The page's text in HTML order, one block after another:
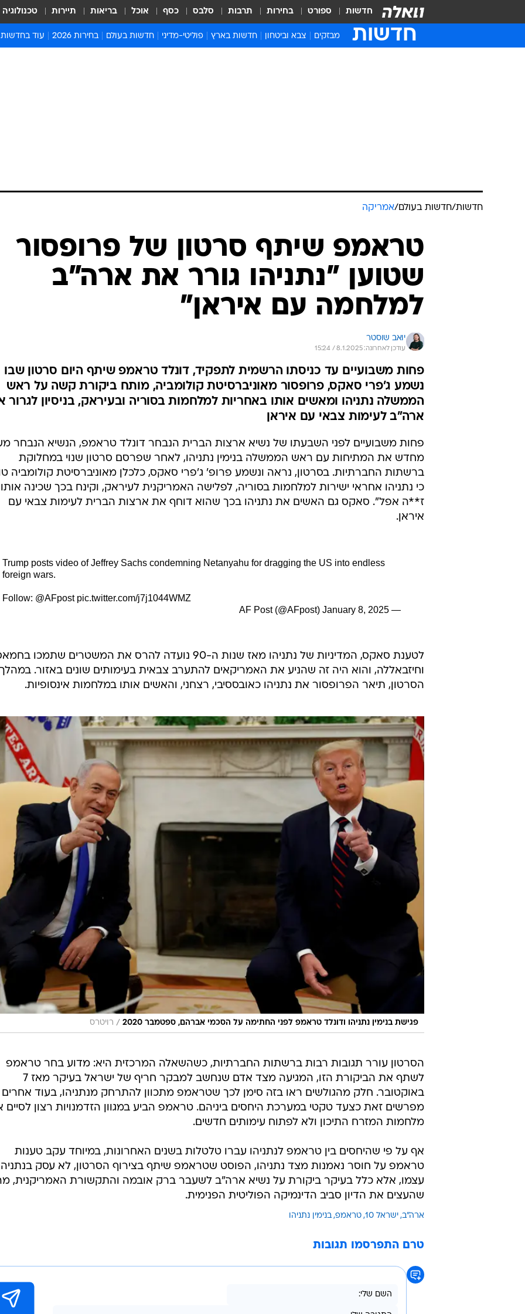
חדשות ספורט בחירות תרבות סלבס כסף אוכל בריאות תיירות טכנולוגיה
חדשות מבזקים צבא וביטחון חדשות בארץ פוליטי-מדיני חדשות בעולם בחירות 2026 עוד בחדשות
חדשות
חדשות/חדשות בעולם/אמריקה
טראמפ שיתף סרטון של פרופסור
שטוען "נתניהו גורר את ארה"ב
למלחמה עם איראן"
יואב שוסטר
עודכן לאחרונה: 8.1.2025 / 15:24
פחות משבועיים עד כניסתו הרשמית לתפקיד, דונלד טראמפ שיתף היום סרטון שבו
נשמע ג'פרי סאקס, פרופסור מאוניברסיטת קולומביה, מותח ביקורת קשה על ראש
הממשלה נתניהו ומאשים אותו באחריות למלחמות בסוריה ובעיראק, בניסיון לגרור
ארה"ב לעימות צבאי עם איראן
פחות משבועיים לפני השבעתו של נשיא ארצות הברית הנבחר דונלד טראמפ, הנשיא הנבחר
מחדש את המתיחות עם ראש הממשלה בנימין נתניהו, לאחר שפרסם סרטון שנוי במחלוקת
ברשתות החברתיות. בסרטון, נראה ונשמע פרופ' ג'פרי סאקס, כלכלן מאוניברסיטת קולומביה
כי נתניהו אחראי ישירות למלחמות בסוריה, לפלישה האמריקנית לעיראק, וקינח בכך שכינה
ז**ה אפל". סאקס גם האשים את נתניהו בכך שהוא דוחף את ארצות הברית לעימות צבאי עם
איראן.
Trump posts video of Jeffrey Sachs condemning Netanyahu for dragging the US into endless
foreign wars.
Follow: @AFpost pic.twitter.com/j7j1044WMZ
— AF Post (@AFpost)
January 8, 2025
לטענת סאקס, המדיניות של נתניהו מאז שנות ה-90 נועדה להרס את המשטרים שתמכו
וחיזבאללה, והוא היה זה שהניע את האמריקאים להתערב צבאית בעימותים שונים באזור. במהלך
הסרטון, תיאר הפרופסור את נתניהו כאובססיבי, רצחני, והאשים אותו במלחמות אינסופיות.
פגישת בנימין נתניהו ודונלד טראמפ לפני החתימה על הסכמי אברהם, ספטמבר 2020 / רויטרס
הסרטון עורר תגובות רבות ברשתות החברתיות, כשהשאלה המרכזית היא: מדוע בחר טראמפ
לשתף את הביקורת הזו, המגיעה מצד אדם שנחשב למבקר חריף של ישראל בעיקר מאז 7
באוקטובר. חלק מהגולשים ראו בזה סימן לכך שטראמפ מתכוון להתרחק מנתניהו, בעוד אחרים
מפרשים זאת כצעד טקטי במערכת היחסים ביניהם. טראמפ הביע במגוון הזדמנויות רצון לסיים
מלחמות המזרח התיכון ולא לפתוח עימותים חדשים.
אף על פי שהיחסים בין טראמפ לנתניהו עברו טלטלות בשנים האחרונות, במיוחד עקב טענות
טראמפ על חוסר נאמנות מצד נתניהו, הפוסט שטראמפ שיתף בצירוף הסרטון, לא עסק
עצמו, אלא כלל בעיקר ביקורת על נשיא ארה"ב לשעבר ברק אובמה והתקשורת האמריקנית,
שהעצים את הדיון סביב הדינמיקה הפוליטית הפנימית.
ארה"ב ישראל 10 טראמפ בנימין נתניהו
טרם התפרסמו תגובות